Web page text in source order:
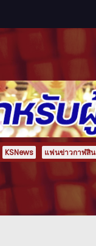
KSNews แฟนข่าวกาฬสิ